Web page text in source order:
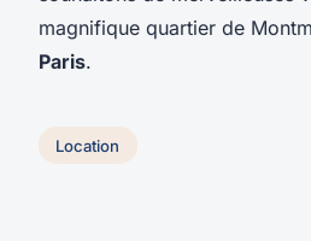
magnifique quartier de
Paris.
Location